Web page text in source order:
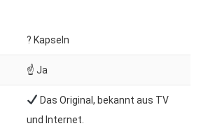
? Kapseln
☝ Ja
Das Original, bekannt aus TV
und Internet.